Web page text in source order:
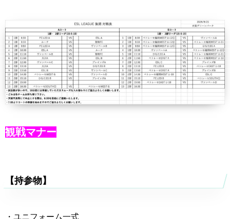
観戦マナー
【持参物】
・ユニフォーム一式